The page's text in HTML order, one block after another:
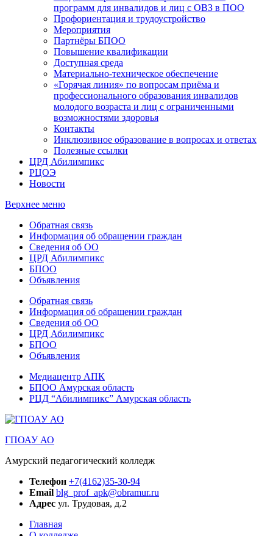
программ для инвалидов и лиц с ОВЗ в ПОО
Профориентация и трудоустройство
Мероприятия
Партнёры БПОО
Повышение квалификации
Доступная среда
Материально-техническое обеспечение
«Горячая линия» по вопросам приёма и
профессионального образования инвалидов
молодого возраста и лиц с ограниченными
возможностями здоровья
Контакты
Инклюзивное образование в вопросах и ответах
Полезные ссылки
ЦРД Абилимпикс
РЦОЭ
Новости
Верхнее меню
Обратная связь
Информация об обращении граждан
Сведения об ОО
ЦРД Абилимпикс
БПОО
Объявления
Обратная связь
Информация об обращении граждан
Сведения об ОО
ЦРД Абилимпикс
БПОО
Объявления
Медиацентр АПК
БПОО Амурская область
РЦД “Абилимпикс” Амурская область
ГПОАУ АО
Амурский педагогический колледж
Телефон +7(4162)35-30-94
Email blg_prof_apk@obramur.ru
Адрес ул. Трудовая, д.2
Главная